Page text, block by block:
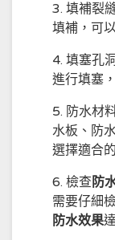
3. 填補裂
填補，可
4. 填塞孔
進行填塞
5. 防水材
水板、防
選擇適合
6. 檢查 防
需要仔細
防水效果